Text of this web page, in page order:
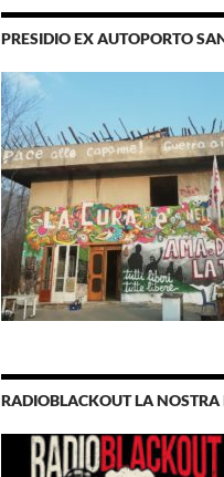
PRESIDIO EX AUTOPORTO
RADIOBLACKOUT LA NOSTRA